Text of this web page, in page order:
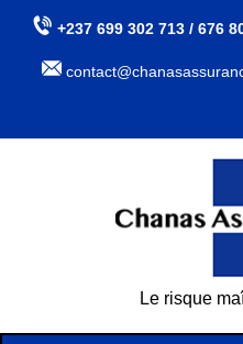
Passer
contenu
+237 699 302 713 / 676
Le risque